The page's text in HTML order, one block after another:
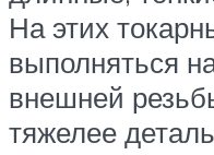
На этих
выполняться
внешней
тяжелее